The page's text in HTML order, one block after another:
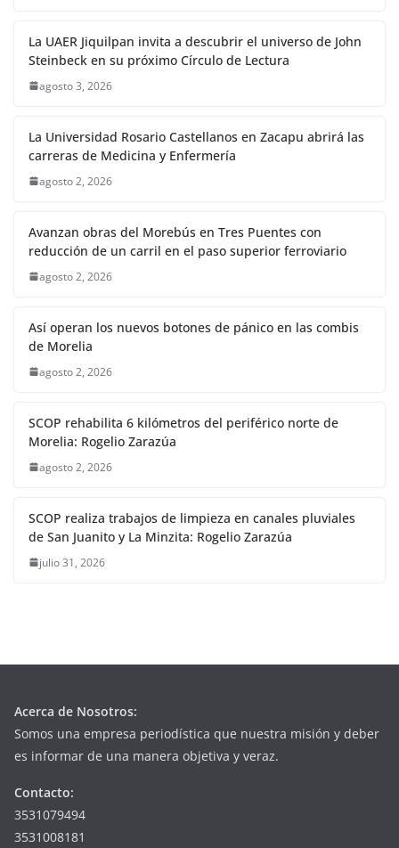
La UAER Jiquilpan invita a descubrir el universo de John
Steinbeck en su próximo Círculo de Lectura
agosto 3, 2026
La Universidad Rosario Castellanos en Zacapu abrirá las
carreras de Medicina y Enfermería
agosto 2, 2026
Avanzan obras del Morebús en Tres Puentes con
reducción de un carril en el paso superior ferroviario
agosto 2, 2026
Así operan los nuevos botones de pánico en las combis
de Morelia
agosto 2, 2026
SCOP rehabilita 6 kilómetros del periférico norte de
Morelia: Rogelio Zarazúa
agosto 2, 2026
SCOP realiza trabajos de limpieza en canales pluviales
de San Juanito y La Minzita: Rogelio Zarazúa
julio 31, 2026
Acerca de Nosotros:
Somos una empresa periodística que nuestra misión y deber
es informar de una manera objetiva y veraz.
Contacto:
3531079494
3531008181